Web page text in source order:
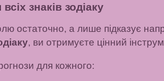
знаків зодіаку
остаточно, а лише підказує
, ви отримуєте цінний
для кожного: